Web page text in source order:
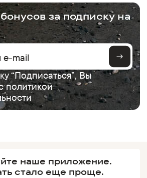
за подписку на
“Подписаться”, Вы
политикой
наше приложение.
стало еще проще.